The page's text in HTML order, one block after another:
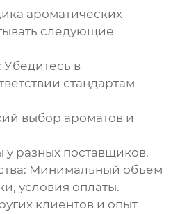
ароматических
следующие
Убедитесь в
стандартам
выбор ароматов и
у разных поставщиков.
Минимальный объем
условия оплаты.
клиентов и опыт